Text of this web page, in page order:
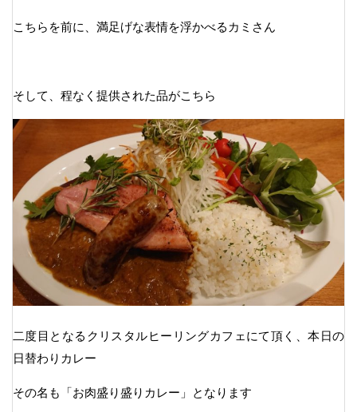
こちらを前に、満足げな表情を浮かべるカミさん
そして、程なく提供された品がこちら
二度目となるクリスタルヒーリングカフェにて頂く、本日の
日替わりカレー
その名も「お肉盛り盛りカレー」となります